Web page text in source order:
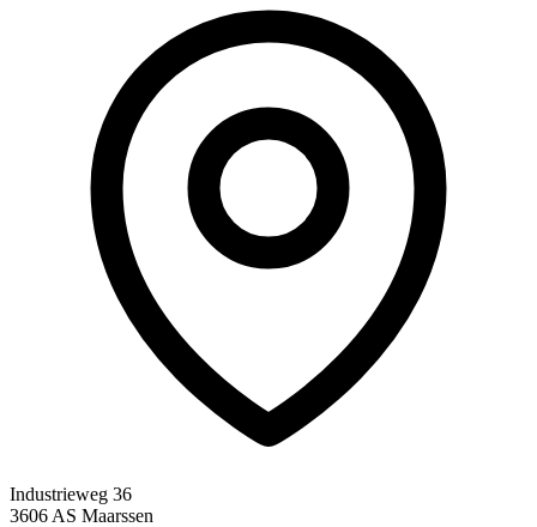
Industrieweg 36
3606 AS Maarssen